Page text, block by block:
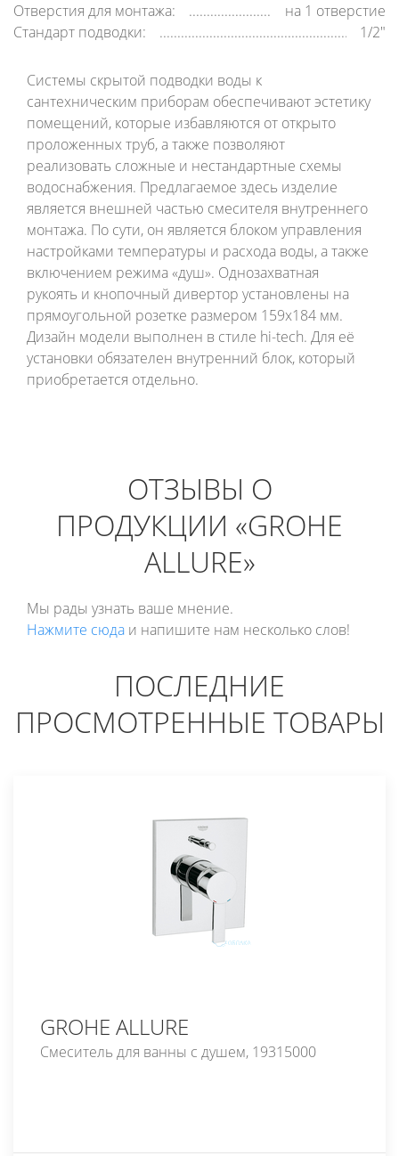
Отверстия для монтажа:
на 1 отверстие
Стандарт подводки:
1/2"
Системы скрытой подводки воды к
сантехническим приборам обеспечивают эстетику
помещений, которые избавляются от открыто
проложенных труб, а также позволяют
реализовать сложные и нестандартные схемы
водоснабжения. Предлагаемое здесь изделие
является внешней частью смесителя внутреннего
монтажа. По сути, он является блоком управления
настройками температуры и расхода воды, а также
включением режима «душ». Однозахватная
рукоять и кнопочный дивертор установлены на
прямоугольной розетке размером 159х184 мм.
Дизайн модели выполнен в стиле hi-tech. Для её
установки обязателен внутренний блок, который
приобретается отдельно.
ОТЗЫВЫ О
ПРОДУКЦИИ «GROHE
ALLURE»
Мы рады узнать ваше мнение.
Нажмите сюда и напишите нам несколько слов!
ПОСЛЕДНИЕ
ПРОСМОТРЕННЫЕ ТОВАРЫ
GROHE ALLURE
Смеситель для ванны с душем, 19315000